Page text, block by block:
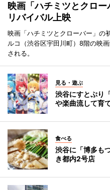
映画「ハチミツとクロ
リバイバル上映
映画「ハチミツとクローバー」の
ルコ（渋谷区宇田川町）8階の映
される。
見る・遊ぶ
渋谷にすとぷり
や楽曲流して育
食べる
渋谷に「博多も
き都内2号店